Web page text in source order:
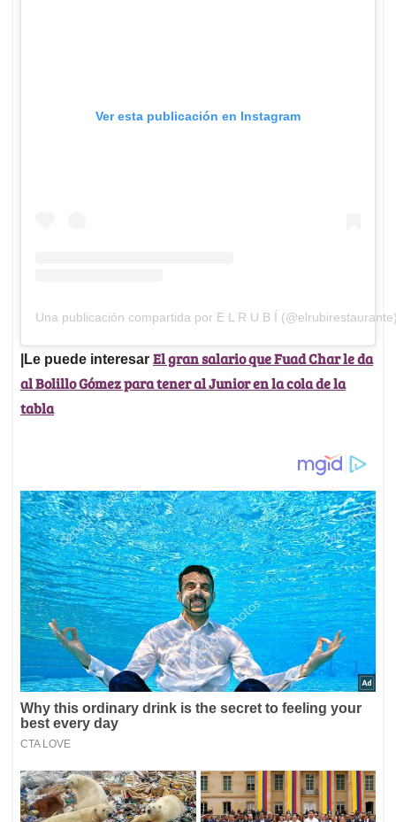
Ver esta publicación en Instagram
Una publicación compartida por E L R U B Í
|Le puede interesar El gran salario que Fuad Char le da
al Bolillo Gómez para tener al Junior en la cola de la
tabla